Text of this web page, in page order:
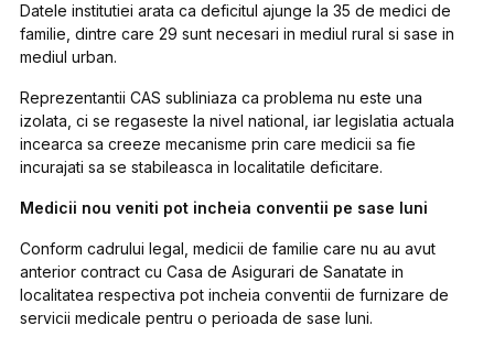
Datele institutiei arata ca deficitul ajunge la 35 de medici de
familie, dintre care 29 sunt necesari in mediul rural si sase in
mediul urban.
Reprezentantii CAS subliniaza ca problema nu este una
izolata, ci se regaseste la nivel national, iar legislatia actuala
incearca sa creeze mecanisme prin care medicii sa fie
incurajati sa se stabileasca in localitatile deficitare.
Medicii nou veniti pot incheia conventii pe sase luni
Conform cadrului legal, medicii de familie care nu au avut
anterior contract cu Casa de Asigurari de Sanatate in
localitatea respectiva pot incheia conventii de furnizare de
servicii medicale pentru o perioada de sase luni.